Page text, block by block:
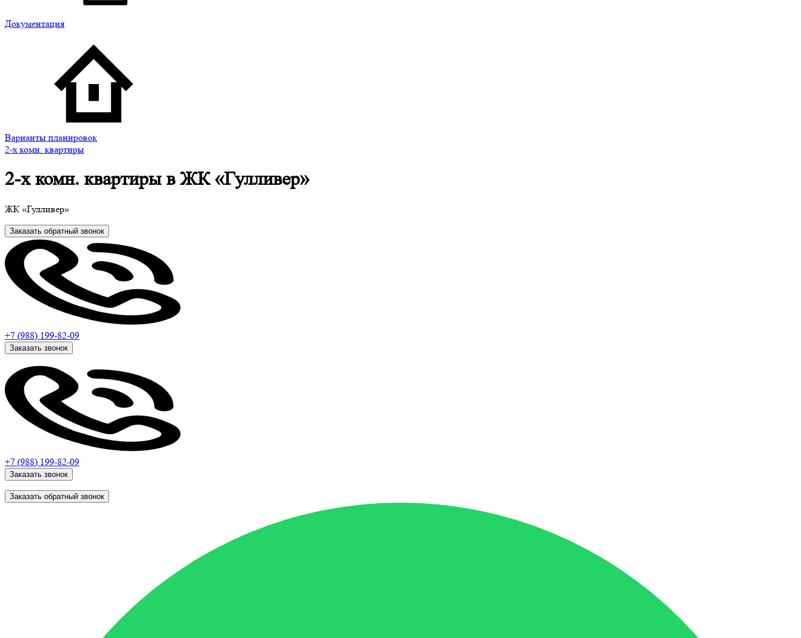
Документация
Варианты планировок
2-х комн. квартиры
2-х комн. квартиры в ЖК «Гулливер»
ЖК «Гулливер»
Заказать обратный звонок
+7 (988) 199-82-09
Заказать звонок
+7 (988) 199-82-09
Заказать звонок
Заказать обратный звонок